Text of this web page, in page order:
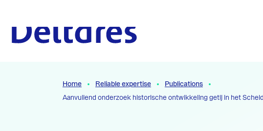
Home Reliable expertise
Publications
Aanvullend onderzoek historische ontwikkeling getij in het